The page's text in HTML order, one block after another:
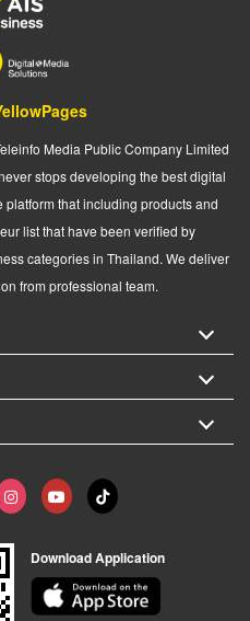
Media Public Company Limited
stops developing the best digital
that including products and
list that have been verified by
categories in Thailand. We deliver
from professional team.
Download Application